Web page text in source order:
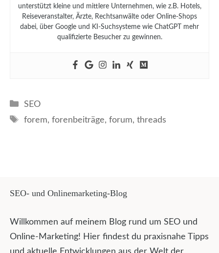
unterstützt kleine und mittlere Unternehmen, wie z.B. Hotels,
Reiseveranstalter, Ärzte, Rechtsanwälte oder Online-Shops
dabei, über Google und KI-Suchsysteme wie ChatGPT mehr
qualifizierte Besucher zu gewinnen.
Kategorien
SEO
Schlagwörter
forem, forenbeiträge, forum, threads
SEO- und Onlinemarketing-Blog
Willkommen auf meinem Blog rund um SEO und
Online-Marketing! Hier findest du praxisnahe Tipps